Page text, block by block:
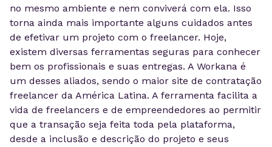
no mesmo ambiente e nem conviverá com ela. Isso
torna ainda mais importante alguns cuidados antes
de efetivar um projeto com o freelancer. Hoje,
existem diversas ferramentas seguras para conhecer
bem os profissionais e suas entregas. A Workana é
um desses aliados, sendo o maior site de contratação
freelancer da América Latina. A ferramenta facilita a
vida de freelancers e de empreendedores ao permitir
que a transação seja feita toda pela plataforma,
desde a inclusão e descrição do projeto e seus